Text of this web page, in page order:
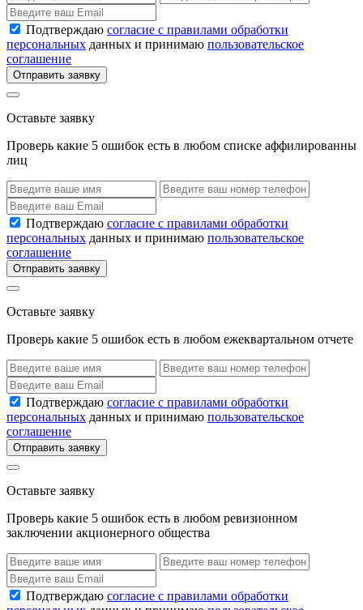
Подтверждаю согласие с правилами обработки
персональных данных и принимаю пользовательское
соглашение
Отправить заявку
Оставьте заявку
Проверь какие 5 ошибок есть в любом списке аффилированны
лиц
Подтверждаю согласие с правилами обработки
персональных данных и принимаю пользовательское
соглашение
Отправить заявку
Оставьте заявку
Проверь какие 5 ошибок есть в любом ежеквартальном отчете
Подтверждаю согласие с правилами обработки
персональных данных и принимаю пользовательское
соглашение
Отправить заявку
Оставьте заявку
Проверь какие 5 ошибок есть в любом ревизионном
заключении акционерного общества
Подтверждаю согласие с правилами обработки